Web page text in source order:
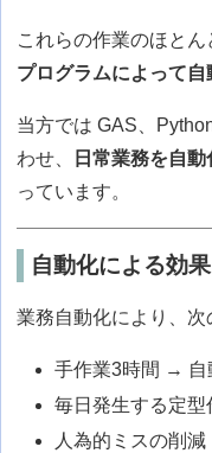
これらの作業のほとん
プログラムによって自
当方では GAS、
わせ、
日常業務を自
っています。
自動化による効果
業務自動化により、次
手作業3時間 → 自
毎日発生する定
人為的ミスの削減